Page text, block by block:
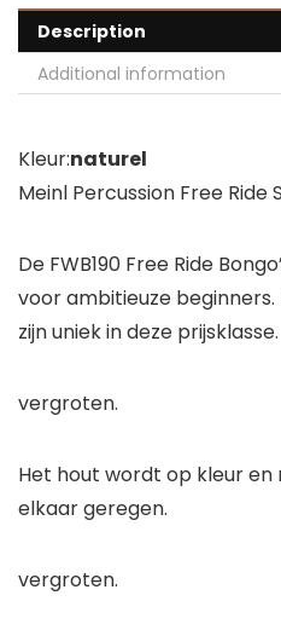
Description
Additional information
Kleur:naturel
Meinl Percussion Free Ride
De FWB190 Free Ride
voor ambitieuze
zijn uniek in deze prijsklasse.
vergroten.
Het hout wordt op kleur
elkaar geregen.
vergroten.